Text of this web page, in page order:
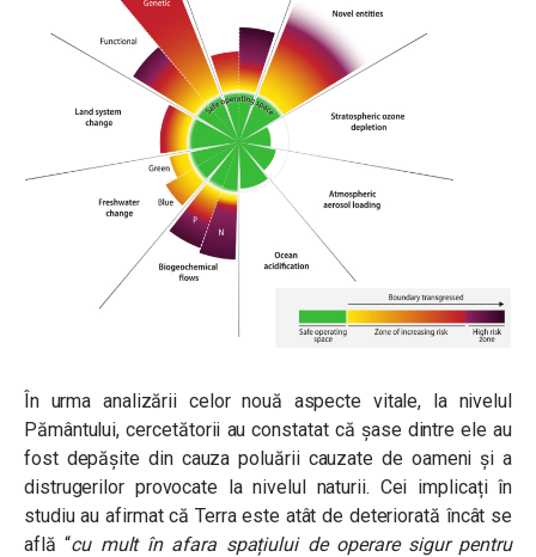
În urma analizării celor nouă aspecte vitale, la nivelul
Pământului, cercetătorii au constatat că șase dintre ele au
fost depășite din cauza poluării cauzate de oameni și a
distrugerilor provocate la nivelul naturii. Cei implicați în
studiu au afirmat că Terra este atât de deteriorată încât se
află “cu mult în afara spațiului de operare sigur pentru